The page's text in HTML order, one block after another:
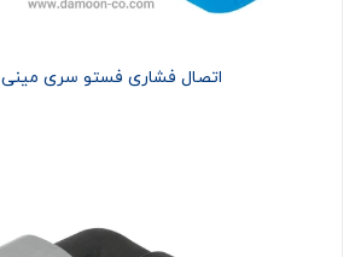
اتصال فشاری فستو سری مینی QSM